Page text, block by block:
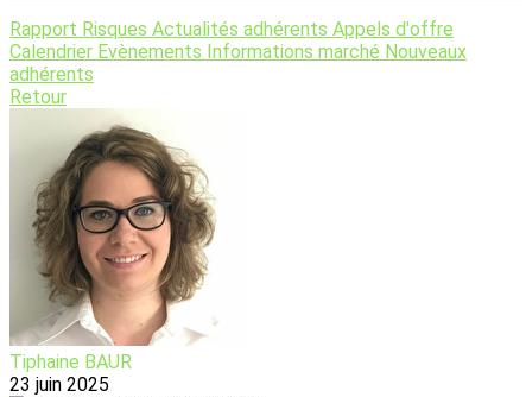
Rapport Risques Actualités adhérents Appels d'offre
Calendrier Evènements Informations marché Nouveaux
adhérents
Retour
Tiphaine BAUR
23 juin 2025